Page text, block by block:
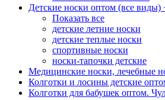
Детские носки оптом (все виды)
Показать все
детские летние носки
детские теплые носки
спортивные носки
носки-тапочки детские
Медицинские носки, лечебные
Колготки и лосины детские
Колготки для бабушек оптом.